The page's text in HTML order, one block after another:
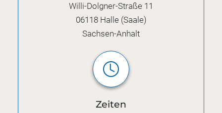
Willi-Dolgner-Straße 11
06118 Halle (Saale)
Sachsen-Anhalt
Zeiten